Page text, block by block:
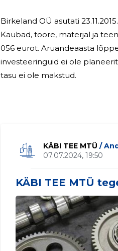
Birkeland OÜ asutati 23.11.2015.aastal. 2025.a müügitulu oli 11 883 eurot, 100%
Kaubad, toore, materjal ja
056 eurot. Aruandeaasta lõppes 1 493 eurose kahjumiga. Järgnevaks majandusaastaks olulisi
investeeringuid ei ole planeeritud. Ettevõtte juhatus on ühe liikmeline, juhatuse liikmele
tasu ei ole makstud.
KÄBI TEE MTÜ /
07.07.2024, 19:50
KÄBI TEE MTÜ